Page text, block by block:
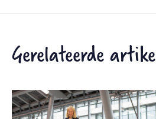
Gerelateerde